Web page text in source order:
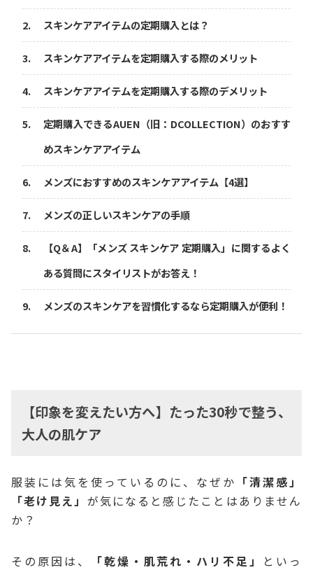
スキンケアアイテムの定期購入とは？
スキンケアアイテムを定期購入する際のメリット
スキンケアアイテムを定期購入する際のデメリット
定期購入できるAUEN（旧：DCOLLECTION）のおすす
めスキンケアアイテム
メンズにおすすめのスキンケアアイテム【4選】
メンズの正しいスキンケアの手順
【Q＆A】「メンズ スキンケア 定期購入」に関するよく
ある質問にスタイリストがお答え！
メンズのスキンケアを習慣化するなら定期購入が便利！
【印象を変えたい方へ】たった30秒で整う、
大人の肌ケア
服装には気を使っているのに、なぜか 「清潔感」
「老け見え」 が気になると感じたことはありません
か？
その原因は、 「乾燥・肌荒れ・ハリ不足」
といっ